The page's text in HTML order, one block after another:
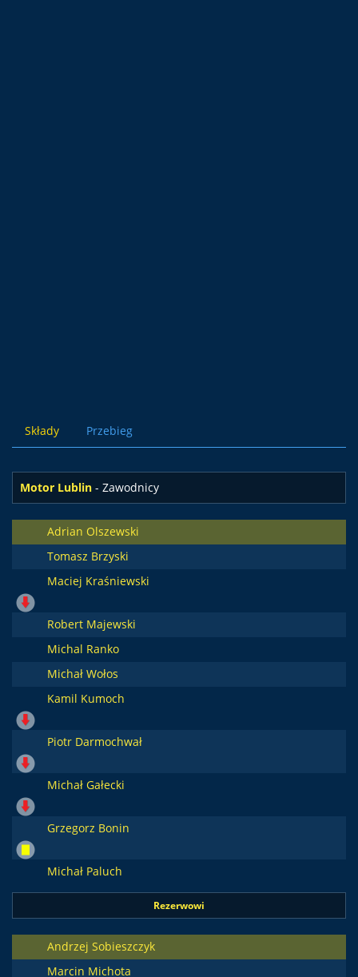
Składy Przebieg
Motor Lublin - Zawodnicy
Adrian Olszewski
Tomasz Brzyski
Maciej Kraśniewski
Robert Majewski
Michal Ranko
Michał Wołos
Kamil Kumoch
Piotr Darmochwał
Michał Gałecki
Grzegorz Bonin
Michał Paluch
Rezerwowi
Andrzej Sobieszczyk
Marcin Michota